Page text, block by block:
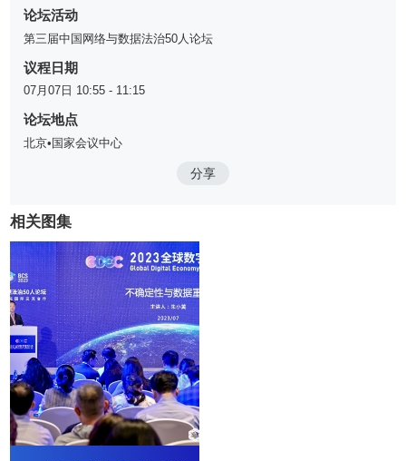
论坛活动
第三届中国网络与数据法治50人论坛
议程日期
07月07日 10:55 - 11:15
论坛地点
北京•国家会议中心
分享
相关图集